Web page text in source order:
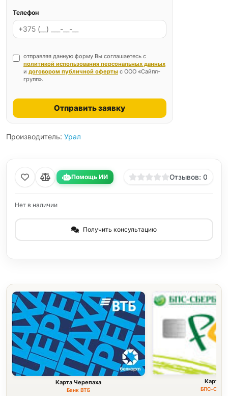
Телефон
отправляя данную форму Вы соглашаетесь с
политикой использования персональных данных
и договором публичной оферты с ООО «Сайпл-
групп».
Отправить заявку
Производитель: Урал
Помощь ИИ Отзывов: 0
Нет в наличии
Получить консультацию
Карта Черепаха
Банк ВТБ
Карта
БПС-